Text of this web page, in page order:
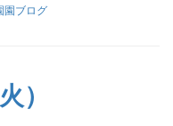
園ブログ
）